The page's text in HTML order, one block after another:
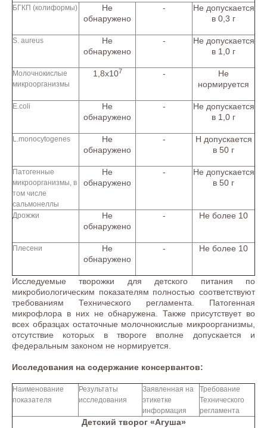
БГКП (колиформы)
Не
обнаружено
-
Не допускается
в 0,3 г
S. aureus
Не
обнаружено
-
Не допускается
в 1,0 г
Молочнокислые
микроорганизмы
1,8х107 -
Не
нормируется
E.coli
Не
обнаружено
-
Не допускается
в 1,0 г
L.monocytogenes
Не
обнаружено
-
Н допускается
в 50 г
Патогенные
микроорганизмы, в
том числе
сальмонеллы
Не
обнаружено
-
Не допускается
в 50 г
Дрожжи
Не
обнаружено
- Не более 10
Плесени
Не
обнаружено
- Не более 10
Исследуемые творожки для детского питания по
микробиологическим показателям полностью соответствуют
требованиям Технического регламента. Патогенная
микрофлора в них не обнаружена. Также присутствует во
всех образцах остаточные молочнокислые микроорганизмы,
отсутствие которых в твороге вполне допускается и
федеральным законом не нормируется.
Исследования на содержание консервантов:
Наименование
показателя
Результаты
исследования
Заявленная на
этикетке
информация
Требование
Технического
регламента
Детский творог «Агуша»